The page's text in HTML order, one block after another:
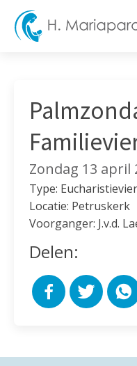
Zondag 13 april
Type:
Locatie: Petruskerk
Voorganger: J.v.d.
Delen: